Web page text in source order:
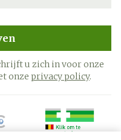
u zich in voor onze
onze privacy policy.